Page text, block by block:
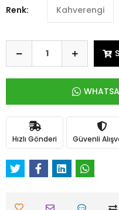
Renk: Kahverengi
Hızlı Gönderi Güvenli